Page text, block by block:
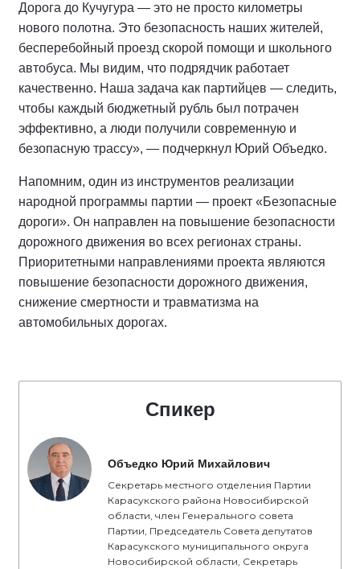
Дорога до Кучугура — это не просто километры
нового полотна. Это безопасность наших жителей,
бесперебойный проезд скорой помощи и школьного
автобуса. Мы видим, что подрядчик работает
качественно. Наша задача как партийцев — следить,
чтобы каждый бюджетный рубль был потрачен
эффективно, а люди получили современную и
безопасную трассу», — подчеркнул Юрий Объедко.
Напомним, один из инструментов реализации
народной программы партии — проект «Безопасные
дороги». Он направлен на повышение безопасности
дорожного движения во всех регионах страны.
Приоритетными направлениями проекта являются
повышение безопасности дорожного движения,
снижение смертности и травматизма на
автомобильных дорогах.
Спикер
Объедко Юрий Михайлович
Секретарь местного отделения Партии
Карасукского района Новосибирской
области, член Генерального совета
Партии, Председатель Совета депутатов
Карасукского муниципального округа
Новосибирской области, Секретарь